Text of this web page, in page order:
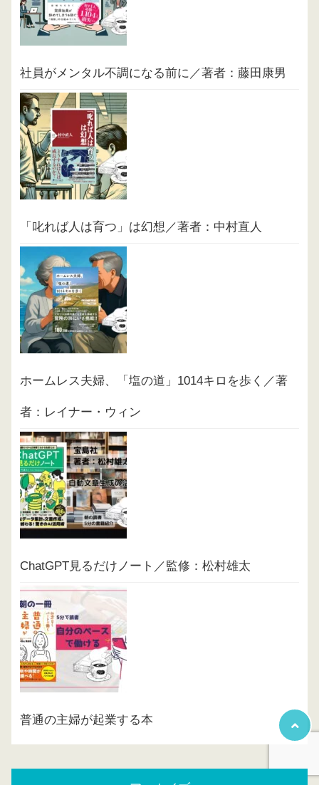
社員がメンタル不調になる前に／著者：藤田康男
「叱れば人は育つ」は幻想／著者：中村直人
ホームレス夫婦、「塩の道」1014キロを歩く／著
者：レイナー・ウィン
ChatGPT見るだけノート／監修：松村雄太
普通の主婦が起業する本